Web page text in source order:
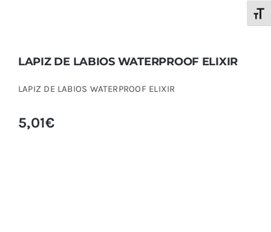
LAPIZ DE LABIOS WATERPROOF ELIXIR
LAPIZ DE LABIOS WATERPROOF ELIXIR
5,01€